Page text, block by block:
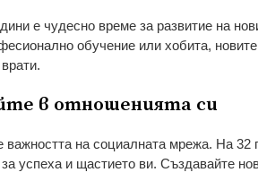
е чудесно време за развитие на
обучение или хобита,
в отношенията си
важността на социалната мрежа. На 32
успеха и щастието ви. Създавайте